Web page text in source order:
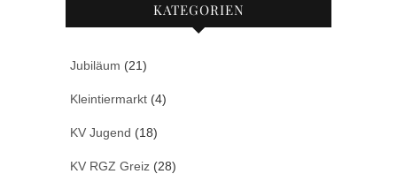
KATEGORIEN
Jubiläum (21)
Kleintiermarkt (4)
KV Jugend (18)
KV RGZ Greiz (28)